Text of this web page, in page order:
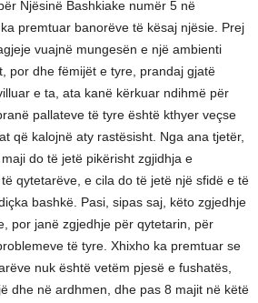
Njësinë Bashkiake numër 5 në
premtuar banorëve të kësaj njësie. Prej
vuajnë mungesën e një ambienti
por dhe fëmijët e tyre, prandaj gjatë
e ta, ata kanë kërkuar ndihmë për
pallateve të tyre është kthyer veçse
që kalojnë aty rastësisht. Nga ana tjetër,
do të jetë pikërisht zgjidhja e
qytetarëve, e cila do të jetë një sfidë e të
bashkë. Pasi, sipas saj, këto zgjedhje
por janë zgjedhje për qytetarin, për
të tyre. Xhixho ka premtuar se
nuk është vetëm pjesë e fushatës,
dhe në ardhmen, dhe pas 8 majit në këtë